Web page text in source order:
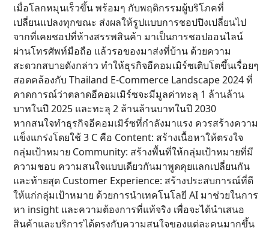
เมื่อโลกหมุนเร็วขึ้น พร้อมๆ กับพฤติกรรมผู้บริโภคที่
เปลี่ยนแปลงทุกขณะ ส่งผลให้รูปแบบการชอปปิงเปลี่ยนไป
จากที่เคยชอปที่ห้างสรรพสินค้า มาเป็นการชอปออนไลน์
ผ่านโทรศัพท์มือถือ แล้วรอของมาส่งที่บ้าน ด้วยความ
สะดวกสบายดังกล่าว ทำให้ธุรกิจอีคอมเมิร์ซเติบโตขึ้นเรื่อยๆ
สอดคล้องกับ Thailand E-Commerce Landscape 2024 ที่
คาดการณ์ว่าตลาดอีคอมเมิร์ซจะมีมูลค่าทะลุ 1 ล้านล้าน
บาทในปี 2025 และทะลุ 2 ล้านล้านบาทในปี 2030
หากสนใจทำธุรกิจอีคอมเมิร์ซที่กำลังมาแรง ควรสร้างความ
แข็งแกร่งโดยใช้ 3 C คือ Content: สร้างเนื้อหาให้ตรงใจ
กลุ่มเป้าหมาย Community: สร้างพื้นที่ให้กลุ่มเป้าหมายที่มี
ความชอบ ความสนใจแบบเดียวกันมาพูดคุยแลกเปลี่ยนกัน
และท้ายสุด Customer Experience: สร้างประสบการณ์ที่ดี
ให้แก่กลุ่มเป้าหมาย ด้วยการนำเทคโนโลยี AI มาช่วยในการ
หา insight และความต้องการที่แท้จริง เพื่อจะได้นำเสนอ
สินค้าและบริการได้ตรงกับความสนใจของแต่ละคนมากขึ้น